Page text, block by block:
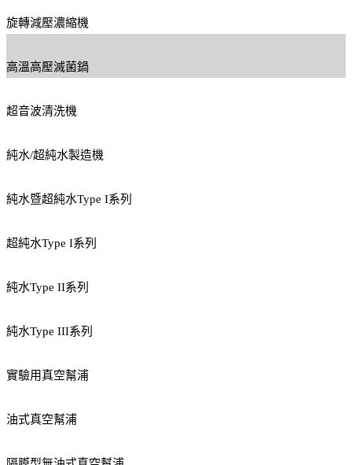
旋轉減壓濃縮機
高溫高壓滅菌鍋
超音波清洗機
純水/超純水製造機
純水暨超純水Type I系列
超純水Type I系列
純水Type II系列
純水Type III系列
實驗用真空幫浦
油式真空幫浦